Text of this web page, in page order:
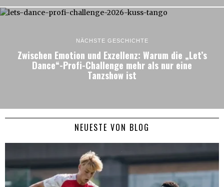
NÄCHSTE GESCHICHTE
Zwischen Emotion und Exzellenz: Warum die „Let’s
Dance“-Profi-Challenge mehr als nur eine
Tanzshow ist
NEUESTE VON BLOG